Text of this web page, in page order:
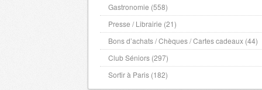
Gastronomie (558)
Presse / Librairie (21)
Bons d’achats / Chèques / Cartes cadeaux (44)
Club Séniors (297)
Sortir à Paris (182)